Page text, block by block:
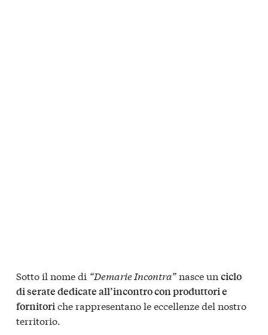
Sotto il nome di “Demarie Incontra”nasce un ciclo
di serate dedicate all’incontro con produttori e
fornitoriche rappresentano le eccellenze del nostro
territorio.